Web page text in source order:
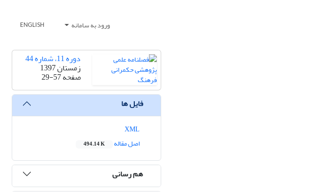
ورود به سامانه ENGLISH
دوره 11، شماره 44
زمستان 1397
صفحه29-57
فایل ها
اصل مقاله
494.14 K
هم رسانی